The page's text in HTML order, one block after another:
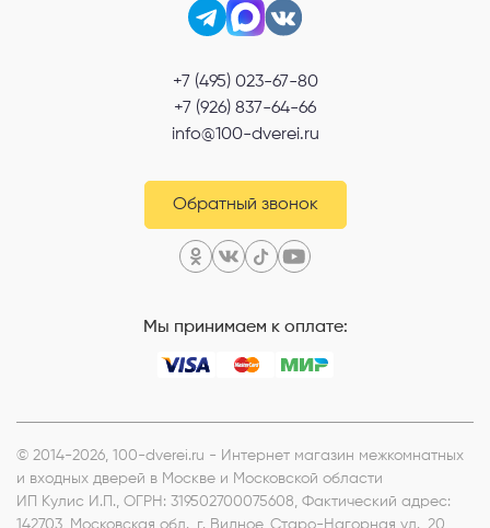
+7 (495) 023-67-80
+7 (926) 837-64-66
info@100-dverei.ru
Обратный звонок
Мы принимаем к оплате:
© 2014-2026, 100-dverei.ru - Интернет магазин межкомнатных
и входных дверей в Москве и Московской области
ИП Кулис И.П., ОГРН: 319502700075608, Фактический адрес:
142703, Московская обл., г. Видное, Старо-Нагорная ул., 20